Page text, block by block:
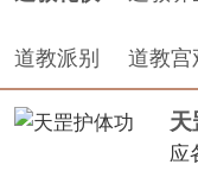
道教派别 道教宫
应